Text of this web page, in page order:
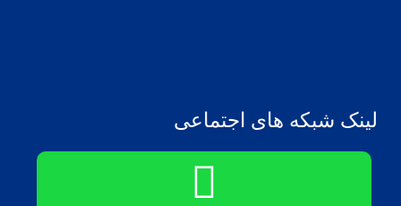
لینک شبکه های اجتماعی